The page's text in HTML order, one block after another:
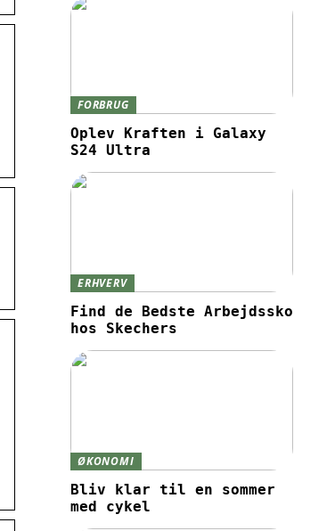
FORBRUG
Oplev Kraften i Galaxy
S24 Ultra
ERHVERV
Find de Bedste Arbejdssko
hos Skechers
ØKONOMI
Bliv klar til en sommer
med cykel